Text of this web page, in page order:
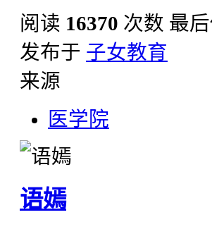
阅读 16370 次数 最
发布于 子女教育
来源
医学院
语嫣